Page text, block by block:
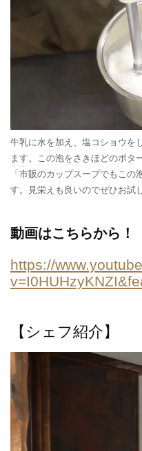
牛乳に水を加え、塩コショウを
ます。この泡をさきほどのポタ
「市販のカップスープでもこの
す。見栄えも良いのでぜひお試
動画はこちらから！
https://
【シェフ紹介】